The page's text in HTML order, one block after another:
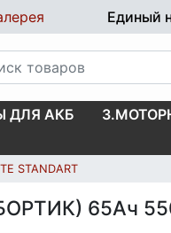
Единый
ДЛЯ АКБ
STANDART
65Ач